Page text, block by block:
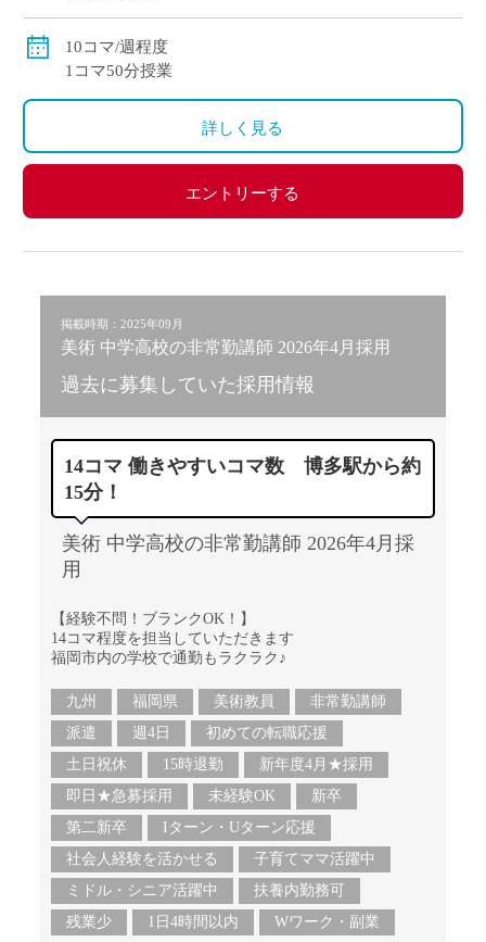
10コマ/週程度
1コマ50分授業
詳しく見る
エントリーする
掲載時期：2025年09月
美術 中学高校の非常勤講師 2026年4月採用
過去に募集していた採用情報
14コマ 働きやすいコマ数 博多駅から約
15分！
美術 中学高校の非常勤講師 2026年4月採
用
【経験不問！ブランクOK！】
14コマ程度を担当していただきます
福岡市内の学校で通勤もラクラク♪
九州 福岡県 美術教員
非常勤講師
派遣
週4日
初めての転職応援
土日祝休
15時退勤
新年度4月★採用
即日★急募採用
未経験OK
新卒
第二新卒
Iターン・Uターン応援
社会人経験を活かせる
子育てママ活躍中
ミドル・シニア活躍中
扶養内勤務可
残業少
1日4時間以内 Wワーク・副業